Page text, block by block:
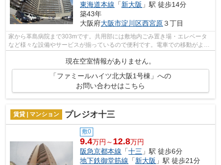
東海道本線 「新大阪 」駅 徒歩14分
築43年
大阪府大阪市淀川区西宮原３丁目
家から革島病院まで303mです。共用部には敷地内ごみ置き場・エレベータ
など様々な設備やサービスが揃っているので便利です。電車での移動がより
現在空室情報がありません。
「ファミールハイツ北大阪1号棟」への
お問い合わせはこちら
賃貸 | マンション プレジオ十三
敷0
9.4万円～ 12.8万円
阪急京都本線 「十三 」駅 徒歩6分
地下鉄御堂筋線 「新大阪 」駅 徒歩21分